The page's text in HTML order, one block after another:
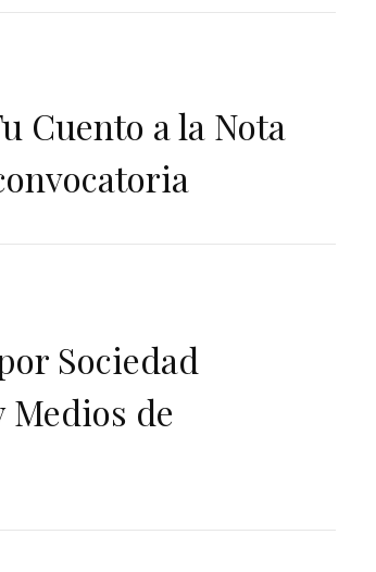
Cuento a la Nota
Sociedad
Medios de